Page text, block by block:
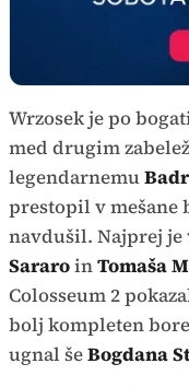
Wrzosek je po
med drugim
legendarnemu
prestopil v
navdušil. Najprej je
SararoinTomaša
Colosseum 2
bolj kompleten
ugnal šeBogdana